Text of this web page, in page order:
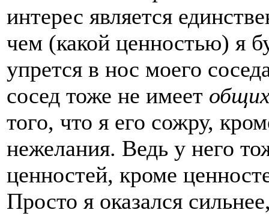
интерес является
чем (какой ценностью) я
упрется в нос моего
сосед тоже не имеет
того, что я его сожру,
нежелания. Ведь у него
ценностей, кроме
Просто я оказался